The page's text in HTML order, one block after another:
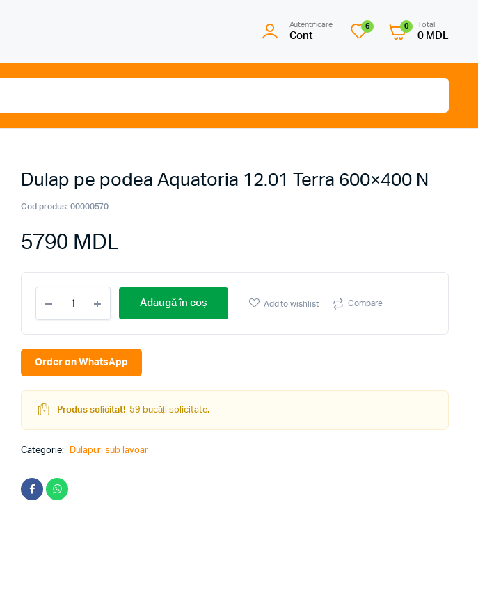
Autentificare
Cont
6 0 Total
0 MDL
Dulap pe podea Aquatoria 12.01 Terra 600×400 N
Cod produs: 00000570
5790 MDL
podea
Aquatoria
Terra
Adaugă în coș Add to wishlist Compare
Order on WhatsApp
Produs solicitat! 59 bucăți solicitate.
Categorie: Dulapuri sub lavoar